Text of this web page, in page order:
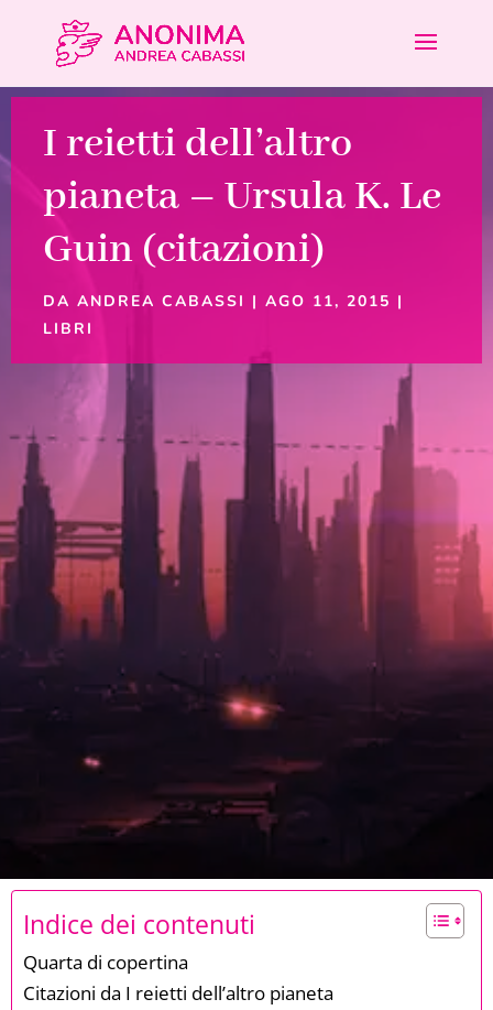
I reietti dell’altro
pianeta – Ursula K. Le
Guin (citazioni)
DA ANDREA CABASSI | AGO 11, 2015 |
LIBRI
Indice dei contenuti
Quarta di copertina
Citazioni da I reietti dell’altro pianeta